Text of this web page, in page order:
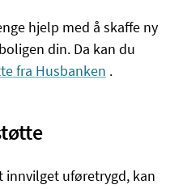
hjelp med å skaffe ny
din. Da kan du
fra Husbanken .
innvilget uføretrygd, kan